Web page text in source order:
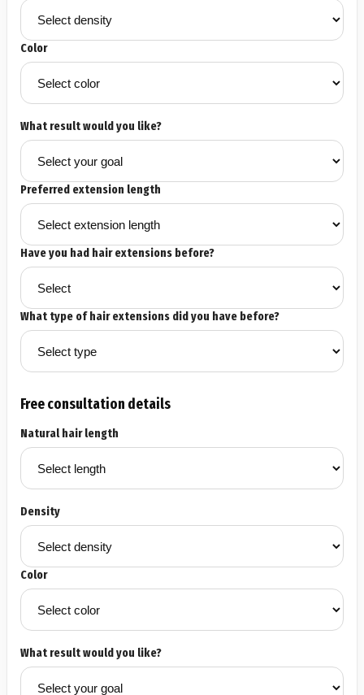
Color
What result would you like?
Preferred extension length
Have you had hair extensions before?
What type of hair extensions did you have before?
Free consultation details
Natural hair length
Density
Color
What result would you like?